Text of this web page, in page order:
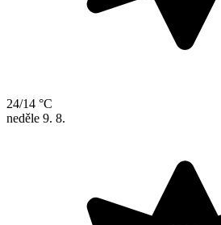
24/14 °C
neděle 9. 8.